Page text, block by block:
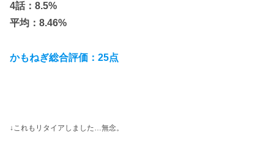
4話：8.5%
平均：8.46%
かもねぎ総合評価：25点
↓これもリタイアしました…無念。